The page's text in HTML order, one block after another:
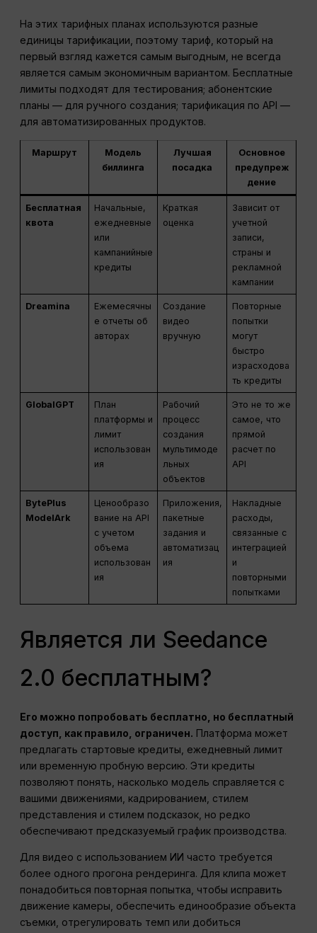
На этих тарифных планах используются разные
единицы тарификации, поэтому тариф, который на
первый взгляд кажется самым выгодным, не всегда
является самым экономичным вариантом. Бесплатные
лимиты подходят для тестирования; абонентские
планы — для ручного создания; тарификация по API —
для автоматизированных продуктов.
Маршрут
Модель
биллинга
Лучшая
посадка
Основное
предупреж
дение
Бесплатная
квота
Начальные,
ежедневные
или
кампанийные
кредиты
Краткая
оценка
Зависит от
учетной
записи,
страны и
рекламной
кампании
Dreamina
Ежемесячны
е отчеты об
авторах
Создание
видео
вручную
Повторные
попытки
могут
быстро
израсходова
ть кредиты
GlobalGPT
План
платформы и
лимит
использован
ия
Рабочий
процесс
создания
мультимоде
льных
объектов
Это не то же
самое, что
прямой
расчет по
API
BytePlus
ModelArk
Ценообразо
вание на API
с учетом
объема
использован
ия
Приложения,
пакетные
задания и
автоматизац
ия
Накладные
расходы,
связанные с
интеграцией
и
повторными
попытками
Является ли Seedance
2.0 бесплатным?
Его можно попробовать бесплатно, но бесплатный
доступ, как правило, ограничен. Платформа может
предлагать стартовые кредиты, ежедневный лимит
или временную пробную версию. Эти кредиты
позволяют понять, насколько модель справляется с
вашими движениями, кадрированием, стилем
представления и стилем подсказок, но редко
обеспечивают предсказуемый график производства.
Для видео с использованием ИИ часто требуется
более одного прогона рендеринга. Для клипа может
понадобиться повторная попытка, чтобы исправить
движение камеры, обеспечить единообразие объекта
съемки, отрегулировать темп или добиться